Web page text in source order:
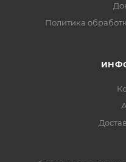
Политика